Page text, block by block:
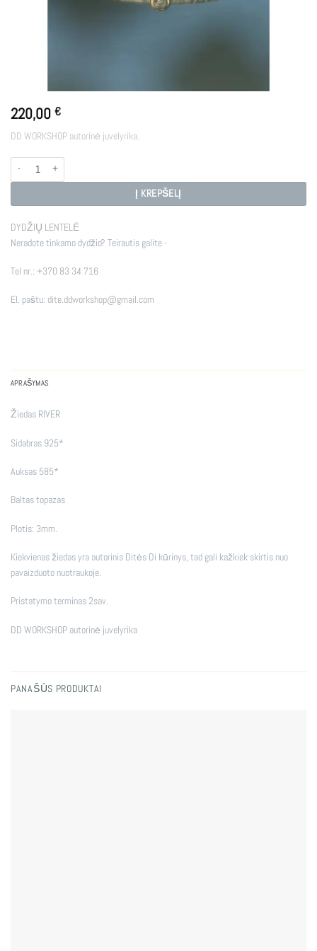
220,00 €
DD WORKSHOP autorinė juvelyrika.
produkto kiekis: RIVER
Į KREPŠELĮ
DYDŽIŲ LENTELĖ
Neradote tinkamo dydžio? Teirautis galite -
Tel nr.: +370 83 34 716
El. paštu: dite.ddworkshop@gmail.com
APRAŠYMAS
Žiedas RIVER
Sidabras 925*
Auksas 585*
Baltas topazas
Plotis: 3mm.
Kiekvienas žiedas yra autorinis Ditės Di kūrinys, tad gali kažkiek skirtis nuo
pavaizduoto nuotraukoje.
Pristatymo terminas 2sav.
DD WORKSHOP autorinė juvelyrika
PANAŠŪS PRODUKTAI